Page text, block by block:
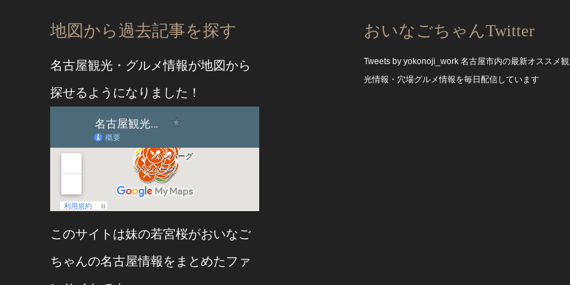
地図から過去記事を探す
名古屋観光・グルメ情報が地図から
探せるようになりました！
このサイトは妹の若宮桜がおいなご
ちゃんの名古屋情報をまとめたファ
おいなごちゃんTwitter
Tweets by yokonoji_work 名古屋市内の最新オススメ観
光情報・穴場グルメ情報を毎日配信しています